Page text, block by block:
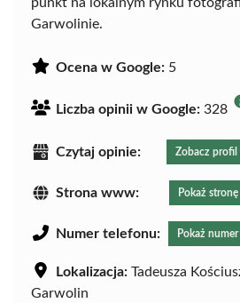
Garwolinie.
Ocena w Google: 5
Liczba opinii w Google: 328
Czytaj opinie: Zobacz profil
Strona www: Pokaż stronę
Numer telefonu: Pokaż numer
Lokalizacja: Tadeusza
Garwolin